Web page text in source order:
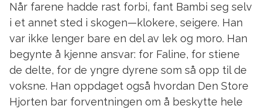
Når farene hadde rast forbi, fant Bambi seg selv
i et annet sted i skogen—klokere, seigere. Han
var ikke lenger bare en del av lek og moro. Han
begynte å kjenne ansvar: for Faline, for stiene
de delte, for de yngre dyrene som så opp til de
voksne. Han oppdaget også hvordan Den Store
Hjorten bar forventningen om å beskytte hele